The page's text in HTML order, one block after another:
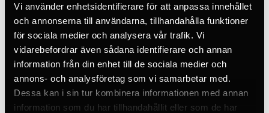
Vi använder enhetsidentifierare för att anpassa innehållet
och annonserna till användarna, tillhandahålla funktioner
för sociala medier och analysera vår trafik. Vi
vidarebefordrar även sådana identifierare och annan
information från din enhet till de sociala medier och
annons- och analysföretag som vi samarbetar med.
Dessa kan i sin tur kombinera informationen med annan
information som du har tillhandahållit eller som de har
Quickdraws
Rep
Repbromsar
Slingor
Via Ferrata
Äventyrspark
Outlet
Lampor
Pannlampor
Ficklampor